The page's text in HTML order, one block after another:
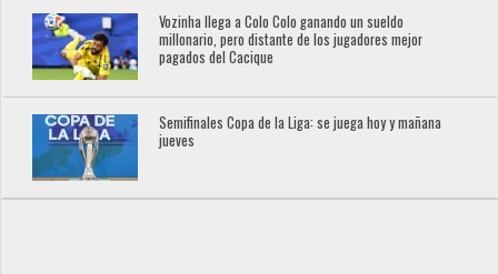
Vozinha llega a Colo Colo ganando un sueldo
millonario, pero distante de los jugadores mejor
pagados del Cacique
Semifinales Copa de la Liga: se juega hoy y mañana
jueves